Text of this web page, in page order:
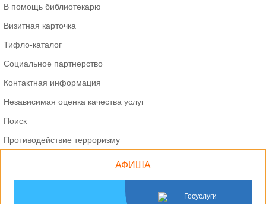
В помощь библиотекарю
Визитная карточка
Тифло-каталог
Социальное партнерство
Контактная информация
Независимая оценка качества услуг
Поиск
Противодействие терроризму
АФИША